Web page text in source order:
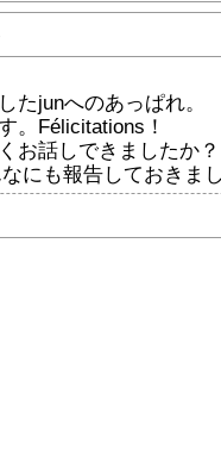
たjunへのあっぱれ。
。Félicitations！
お話しできましたか？
にも報告しておきま